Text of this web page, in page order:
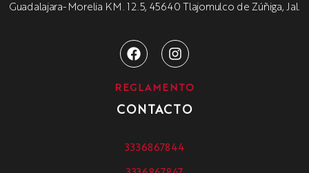
Guadalajara-Morelia KM. 12.5, 45640 Tlajomulco de Zúñiga, Jal.
REGLAMENTO
CONTACTO
3336867844